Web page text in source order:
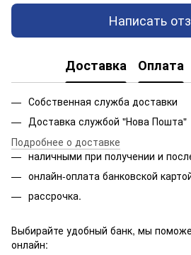
Написать
Доставка Оплата
Собственная служба доставки
Доставка службой "Нова Пошта"
Подробнее о доставке
наличными при получении и
онлайн-оплата банковской
рассрочка.
Выбирайте удобный банк, мы
онлайн: